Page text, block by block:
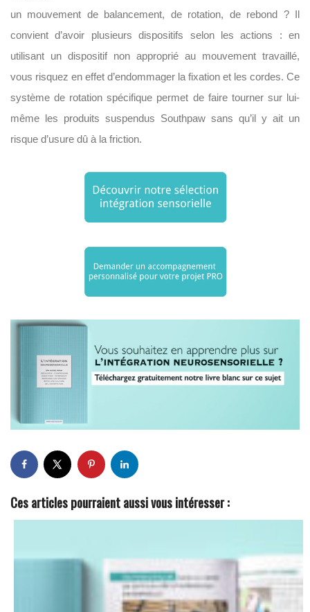
un mouvement de balancement, de rotation, de rebond ? Il
convient d’avoir plusieurs dispositifs selon les actions : en
utilisant un dispositif non approprié au mouvement travaillé,
vous risquez en effet d’endommager la fixation et les cordes. Ce
système de rotation spécifique permet de faire tourner sur lui-
même les produits suspendus Southpaw sans qu’il y ait un
risque d’usure dû à la friction.
Ces articles pourraient aussi vous intéresser :